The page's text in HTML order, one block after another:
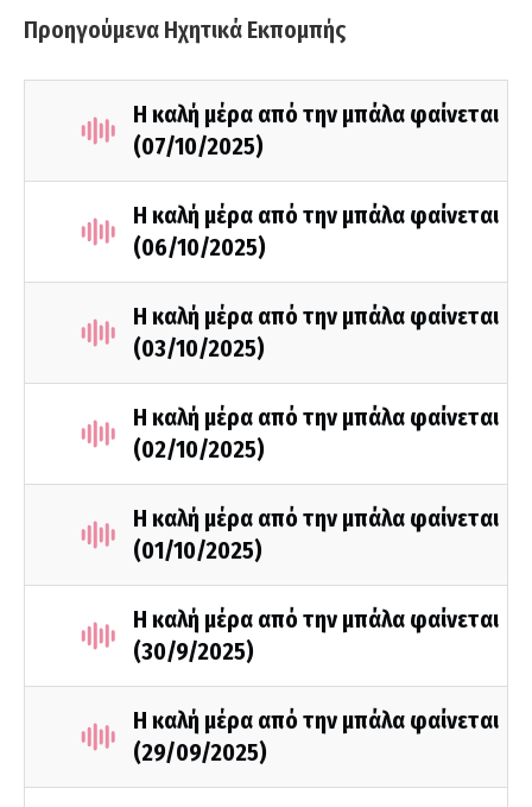
Προηγούμενα Ηχητικά Εκπομπής
Η καλή μέρα από την μπάλα φαίνεται
(07/10/2025)
Η καλή μέρα από την μπάλα φαίνεται
(06/10/2025)
Η καλή μέρα από την μπάλα φαίνεται
(03/10/2025)
Η καλή μέρα από την μπάλα φαίνεται
(02/10/2025)
Η καλή μέρα από την μπάλα φαίνεται
(01/10/2025)
Η καλή μέρα από την μπάλα φαίνεται
(30/9/2025)
Η καλή μέρα από την μπάλα φαίνεται
(29/09/2025)